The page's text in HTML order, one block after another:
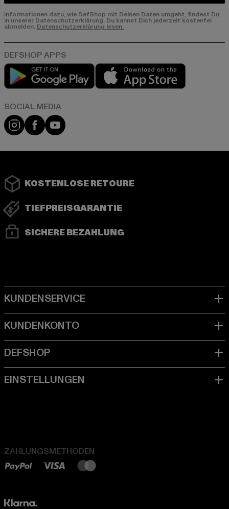
Informationen dazu, wie DefShop mit Deinen Daten umgeht, findest Du
in unserer Datenschutzerklärung. Du kannst Dich jederzeit kostenfei
abmelden. Datenschutzerklärung lesen.
Play market
Instagram
FacebookYouTube
KOSTENLOSE RETOURE
TIEFPREISGARANTIE
SICHERE BEZAHLUNG
ZAHLUNGSMETHODEN